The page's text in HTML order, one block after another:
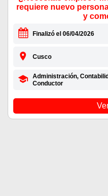
requiere nuevo
y
Finalizó el 06/04/2026
Cusco
Administración,
Conductor